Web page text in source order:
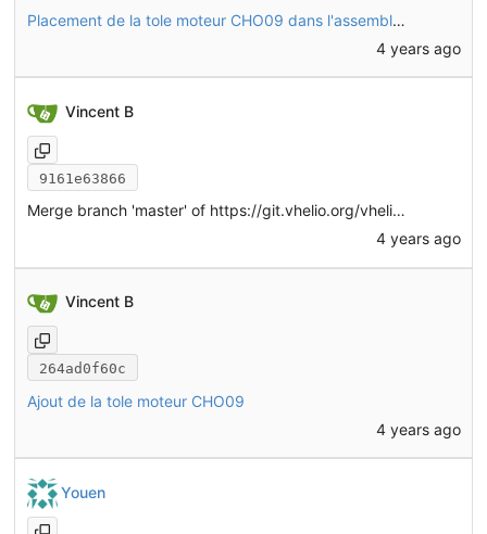
Placement de la tole moteur CHO09 dans l'assemblage
4 years ago
Vincent B
9161e63866
Merge branch 'master' of https://git.vhelio.org/vhelio/vheliotech-freecad
4 years ago
Vincent B
264ad0f60c
Ajout de la tole moteur CHO09
4 years ago
Youen